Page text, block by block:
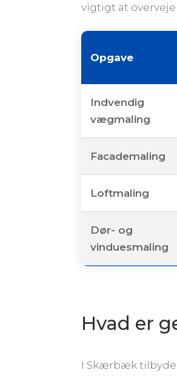
vigtigt at
Opgave
Indvendig
vægmaling
Facademaling
Loftmaling
Dør- og
vinduesmaling
Hvad er
I Skærbæk